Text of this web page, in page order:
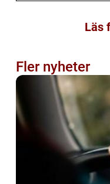
Läs
Fler nyheter